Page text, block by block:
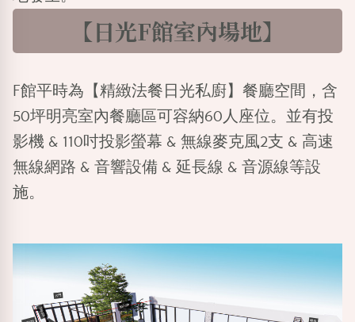
【日光F館室內場地】
F館平時為 【精緻法餐日光私廚】 餐廳空間，含
50坪明亮室內餐廳區可容納60人座位。並有投
影機 & 110吋投影螢幕 & 無線麥克風2支 & 高速
無線網路 & 音響設備 & 延長線 & 音源線等設
施。